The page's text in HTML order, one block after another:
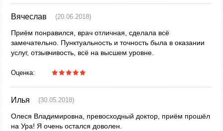
Вячеслав (20.06.2018)
Приём понравился, врач отличная, сделала всё
замечательно. Пунктуальность и точность была в оказании
услуг, отзывчивость, всё на высшем уровне.
Оценка:
Илья (30.05.2018)
Олеся Владимировна, превосходный доктор, приём прошёл
на Ура! Я очень остался доволен.